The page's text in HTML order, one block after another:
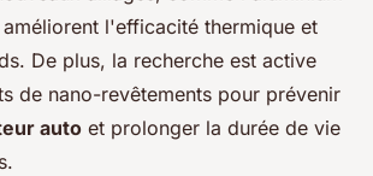
l'efficacité thermique et
De plus, la recherche est active
de nano-revêtements pour prévenir
auto et prolonger la durée de vie